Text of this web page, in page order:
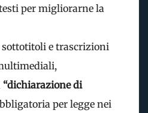
per migliorarne la
e trascrizioni
“dichiarazione di
per legge nei